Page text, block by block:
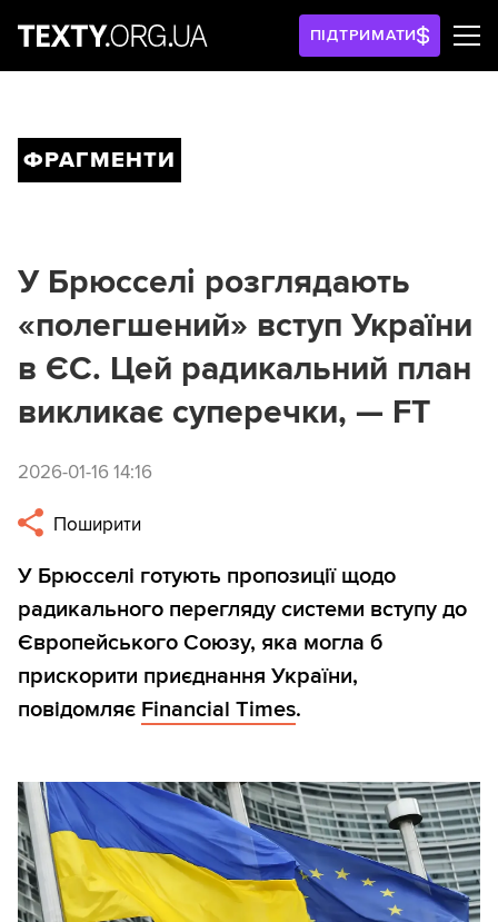
ПІДТРИМАТИ
ФРАГМЕНТИ
У Брюсселі розглядають
«полегшений» вступ України
в ЄС. Цей радикальний план
викликає суперечки, — FT
2026-01-16 14:16
Поширити
У Брюсселі готують пропозиції щодо
радикального перегляду системи вступу до
Європейського Союзу, яка могла б
прискорити приєднання України,
повідомляє Financial Times.